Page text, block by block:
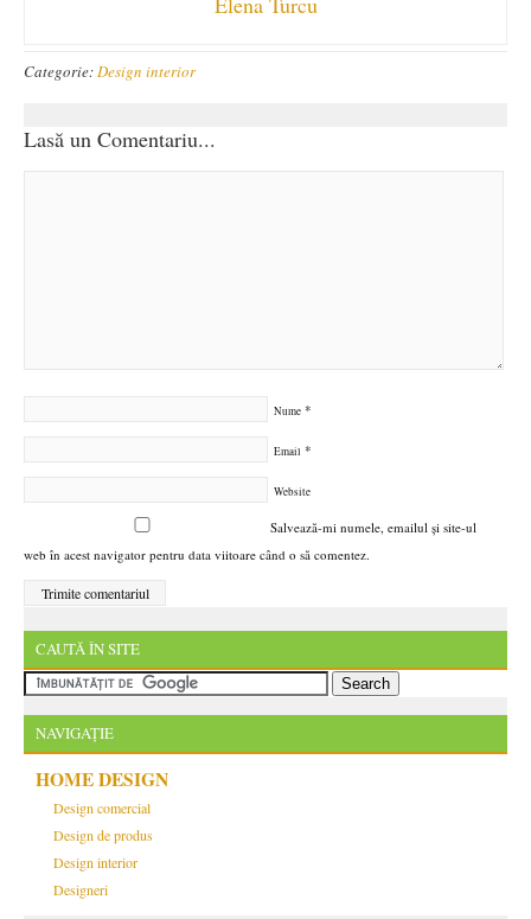
Categorie:Design interior
Lasă un Comentariu...
Nume *
Email *
Website
Salvează-mi numele, emailul și site-ul
web în acest navigator pentru data viitoare când o să comentez.
CAUTĂ ÎN SITE
NAVIGAȚIE
HOME DESIGN
Design comercial
Design de produs
Design interior
Designeri